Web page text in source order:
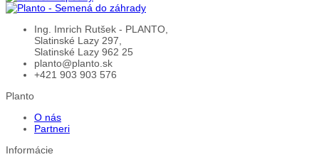
Ing. Imrich Rutšek - PLANTO,
Slatinské Lazy 297,
Slatinské Lazy 962 25
planto@planto.sk
+421 903 903 576
Planto
O nás
Partneri
Informácie